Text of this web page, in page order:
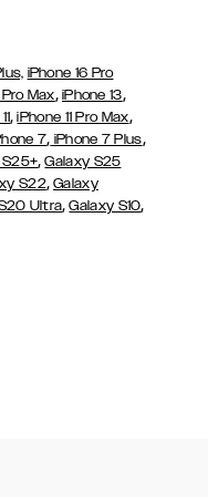
iPhone 16 Pro
Pro Max, iPhone 13,
,iPhone 11 Pro Max,
7, iPhone 7 Plus,
S25+,Galaxy S25
S22,Galaxy
Ultra,Galaxy S10,